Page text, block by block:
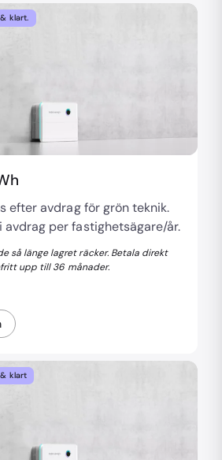
klart.
efter avdrag för grön teknik.
per fastighetsägare/år.
så länge lagret räcker. Betala direkt
upp till 36 månader.
klart